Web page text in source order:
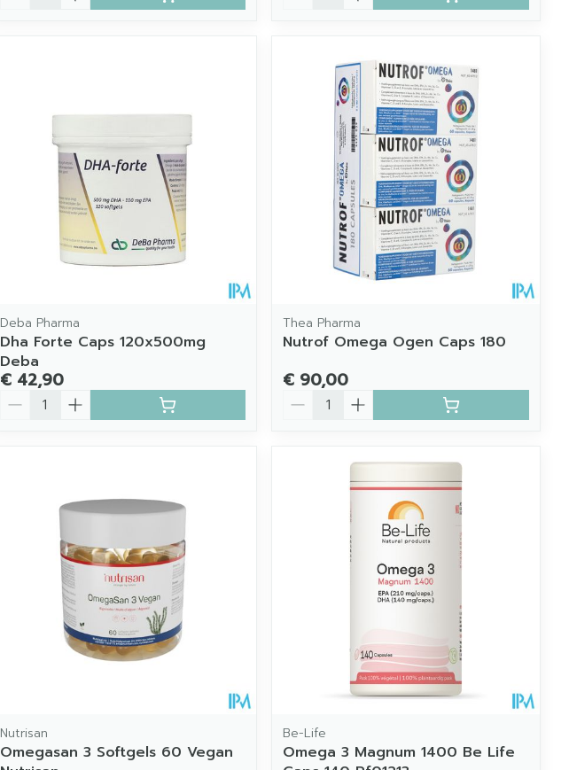
Deba Pharma
Dha Forte Caps 120x500mg
Deba
€ 42,90
Aantal
Thea Pharma
Nutrof Omega Ogen Caps 180
€ 90,00
Aantal
Nutrisan
Omegasan 3 Softgels 60 Vegan
Be-Life
Omega 3 Magnum 1400 Be Life